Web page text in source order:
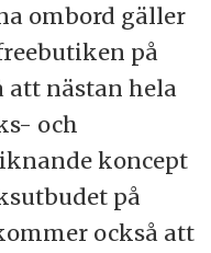
ombord gäller
på
att nästan hela
och
koncept
på
också att